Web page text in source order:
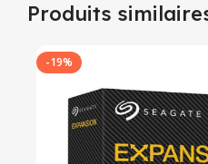
Produits
-19%